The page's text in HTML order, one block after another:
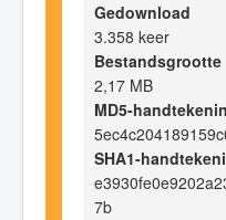
Gedownload
3.358 keer
Bestandsgrootte
2,17 MB
MD5-
SHA1-
7b